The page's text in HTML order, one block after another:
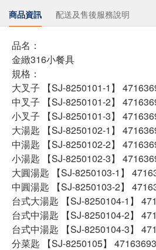
商品資訊 配送及售後服務說明
品名：
金緻316小餐具
規格：
大叉子 【SJ-8250101-1】
中叉子 【SJ-8250101-2】
小叉子 【SJ-8250101-3】
大湯匙 【SJ-8250102-1】
中湯匙 【SJ-8250102-2】
小湯匙 【SJ-8250102-3】
大圓湯匙 【SJ-8250103-1】
中圓湯匙 【SJ-8250103-2】
台式大湯匙 【SJ-8250104-1】
台式中湯匙 【SJ-8250104-2】
台式中湯匙 【SJ-8250104-3】
分菜匙 【SJ-8250105】